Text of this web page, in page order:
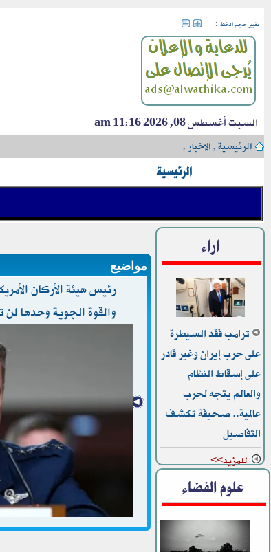
تغيير حجم الخط :
السبت أغسطس 08, 2026 11:16 am
الرئيسية›الاخبار›
الرئيسية
اراء
ترامب فقد السيطرة
على حرب إيران وغير قادر
على إسقاط النظام
والعالم يتجه لحرب
عالمية.. صحيفة تكشف
التفاصيل
للمزيد>>
علوم الفضاء
مواضيع
رئيس هيئة الأركان
والقوة الجوية وحدها